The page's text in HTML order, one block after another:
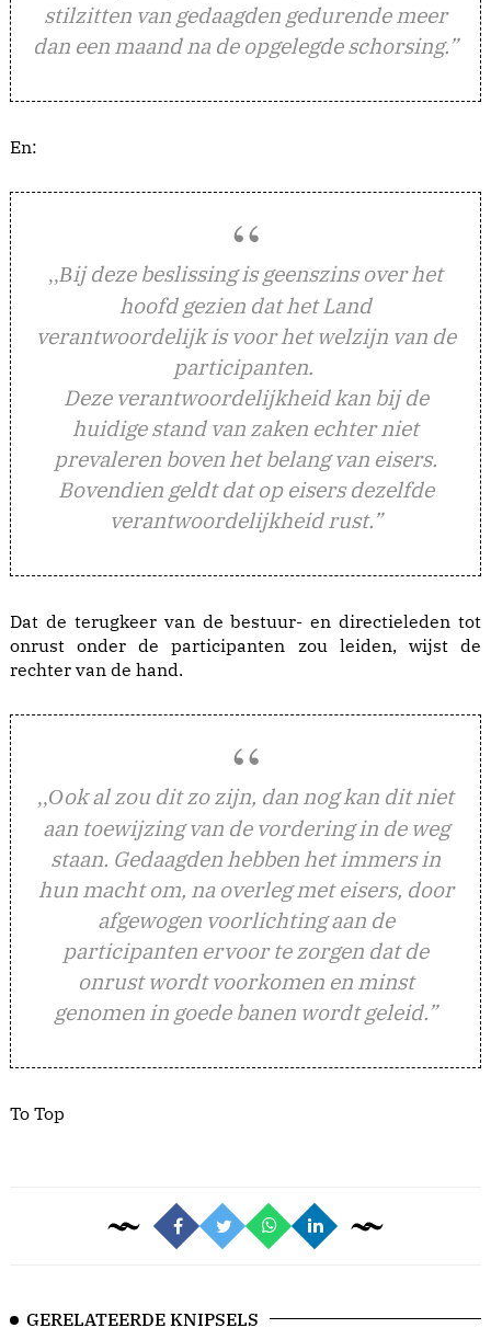
stilzitten van gedaagden gedurende meer
dan een maand na de opgelegde schorsing.”
En:
,,Bij deze beslissing is geenszins over het
hoofd gezien dat het Land
verantwoordelijk is voor het welzijn van de
participanten.
Deze verantwoordelijkheid kan bij de
huidige stand van zaken echter niet
prevaleren boven het belang van eisers.
Bovendien geldt dat op eisers dezelfde
verantwoordelijkheid rust.”
Dat de terugkeer van de bestuur- en directieleden tot
onrust onder de participanten zou leiden, wijst de
rechter van de hand.
,,Ook al zou dit zo zijn, dan nog kan dit niet
aan toewijzing van de vordering in de weg
staan. Gedaagden hebben het immers in
hun macht om, na overleg met eisers, door
afgewogen voorlichting aan de
participanten ervoor te zorgen dat de
onrust wordt voorkomen en minst
genomen in goede banen wordt geleid.”
To Top
GERELATEERDE KNIPSELS